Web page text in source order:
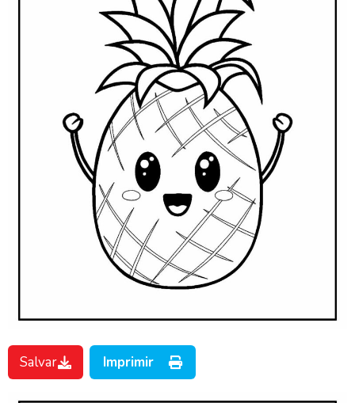
Salvar Imprimir